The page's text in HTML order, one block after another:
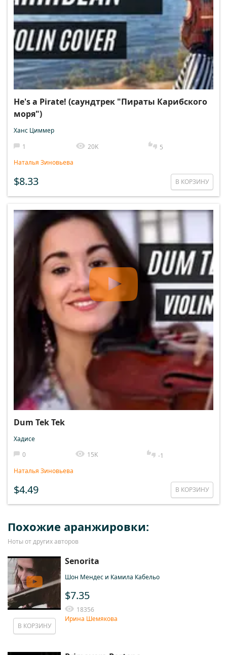
He's a Pirate! (саундтрек "Пираты Карибского
моря")
Ханс Циммер
1
20K
5
Наталья Зиновьева
$8.33 В КОРЗИНУ
Dum Tek Tek
Хадисе
0
15K
-1
Наталья Зиновьева
$4.49 В КОРЗИНУ
Похожие аранжировки:
Ноты от других авторов
В КОРЗИНУ
Senorita
Шон Мендес и Камила Кабельо
$7.35
18356
Ирина Шемякова